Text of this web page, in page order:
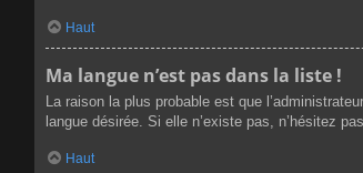
Haut
Ma langue n’est pas dans la liste !
La raison la plus probable est que
langue désirée. Si elle n’existe pas, n’hésitez
Haut